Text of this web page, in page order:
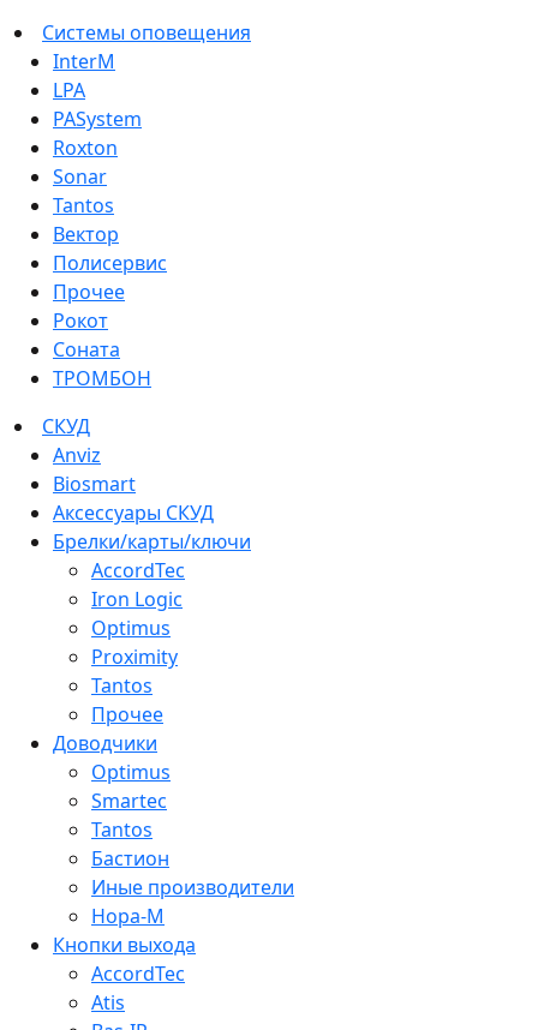
Системы оповещения
InterM
LPA
PASystem
Roxton
Sonar
Tantos
Вектор
Полисервис
Прочее
Рокот
Соната
ТРОМБОН
СКУД
Anviz
Biosmart
Аксессуары СКУД
Брелки/карты/ключи
AccordTec
Iron Logic
Optimus
Proximity
Tantos
Прочее
Доводчики
Optimus
Smartec
Tantos
Бастион
Иные производители
Нора-М
Кнопки выхода
AccordTec
Atis